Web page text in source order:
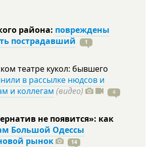
района: повреждены
пострадавший
1
театре кукол: бывшего
в рассылке нюдсов и
и коллегам (видео) 4
не появится»: как
Большой Одессы
рынок
14